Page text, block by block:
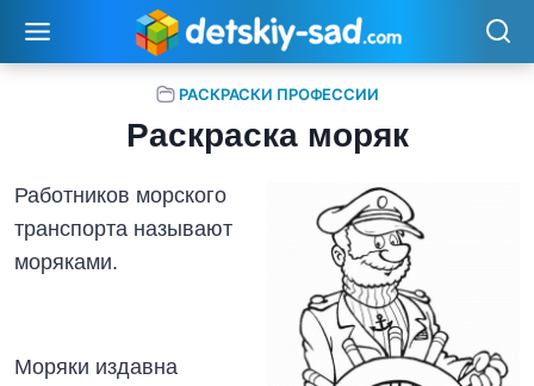
РАСКРАСКИ ПРОФЕССИИ
Раскраска моряк
Работников морского
транспорта называют
моряками.
Моряки издавна